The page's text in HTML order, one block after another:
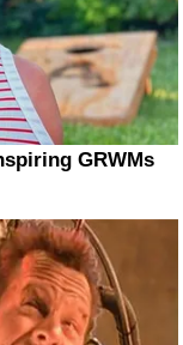
GRWMs